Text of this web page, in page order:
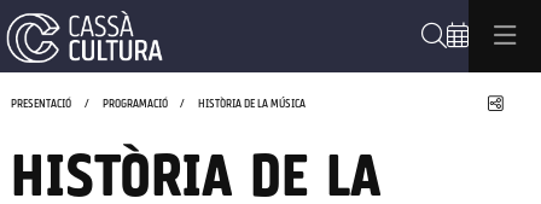
PRESENTACIÓ PROGRAMACIÓ HISTÒRIA DE LA MÚSICA
HISTÒRIA DE LA